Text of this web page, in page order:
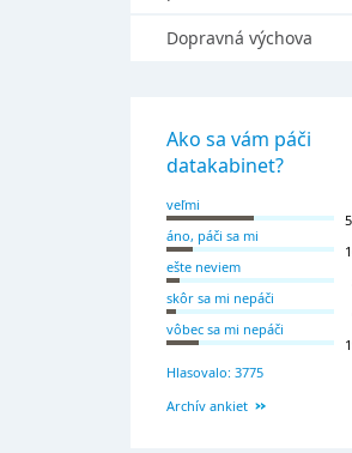
Dopravná výchova
Ako sa vám páči
datakabinet?
veľmi
áno, páči sa mi
ešte neviem
skôr sa mi nepáči
vôbec sa mi nepáči
Hlasovalo: 3775
Archív ankiet